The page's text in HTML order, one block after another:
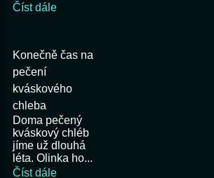
Číst dále
Konečně čas na
pečení
kváskového
chleba
Doma pečený
kváskový chléb
jíme už dlouhá
léta. Olinka ho...
Číst dále